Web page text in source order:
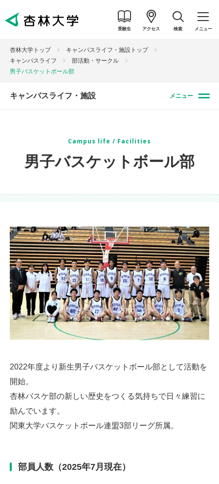
受験生 アクセス 検索 メニュー
杏林大学トップ
キャンパスライフ・施設トップ
キャンパスライフ
部活動・サークル
男子バスケットボール部
キャンパスライフ・施設 メニュー
Campus life / Facilities
男子バスケットボール部
2022年度より新生男子バスケットボール部として活動を
開始。
杏林バスケ部の新しい歴史をつくる気持ちで日々練習に
励んでいます。
関東大学バスケットボール連盟3部リーグ所属。
部員人数（2025年7月現在）